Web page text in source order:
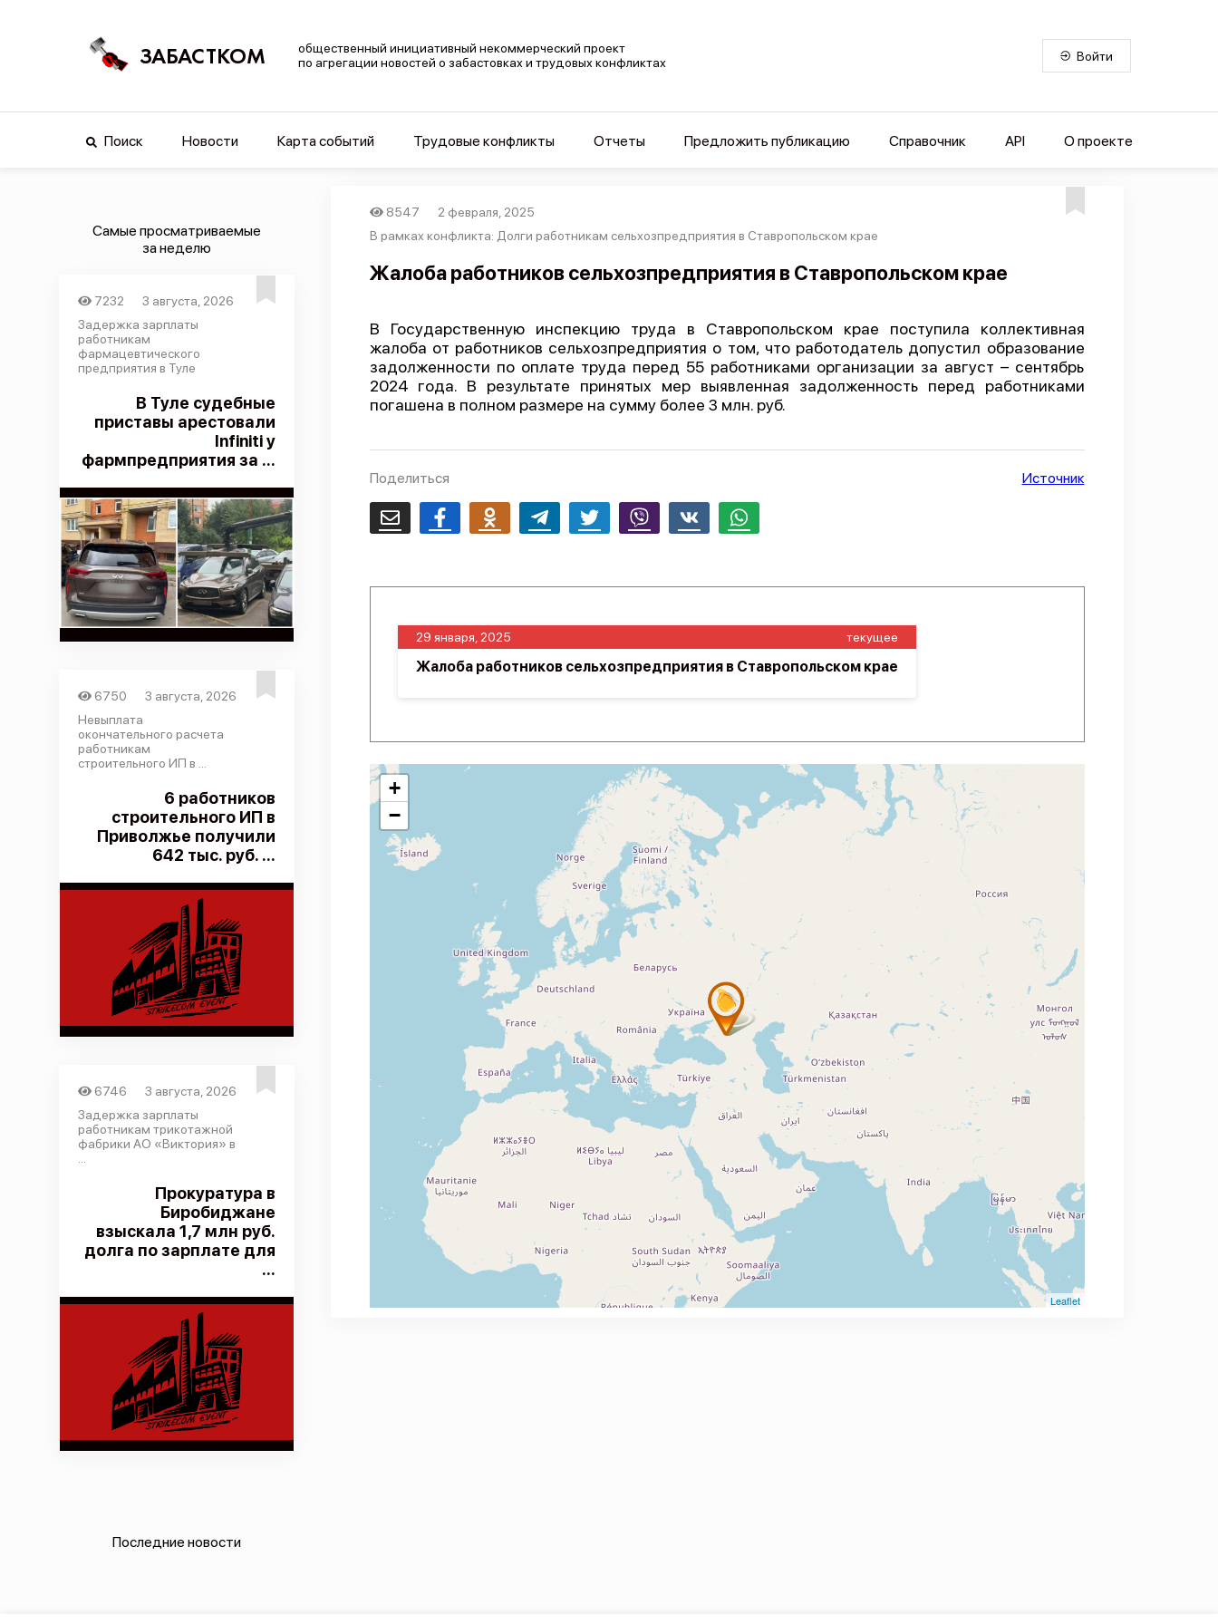
ЗАБАСТКОМ
общественный инициативный некоммерческий проект
по агрегации новостей о забастовках и трудовых конфликтах
Войти
Поиск Новости Карта событий Трудовые конфликты Отчеты Предложить публикацию Справочник API О проекте
Самые просматриваемые
за неделю
7232
3 августа, 2026
Задержка зарплаты
работникам
фармацевтического
предприятия в Туле
В Туле судебные
приставы арестовали
Infiniti у
фармпредприятия за ...
6750
3 августа, 2026
Невыплата
окончательного расчета
работникам
строительного ИП в ...
6 работников
строительного ИП в
Приволжье получили
642 тыс. руб. ...
6746
3 августа, 2026
Задержка зарплаты
работникам трикотажной
фабрики АО «Виктория» в
Прокуратура в
Биробиджане
взыскала 1,7 млн руб.
долга по зарплате для
...
Последние новости
8547
2 февраля, 2025
В рамках конфликта: Долги работникам сельхозпредприятия в Ставропольском крае
Жалоба работников сельхозпредприятия в Ставропольском крае
В Государственную инспекцию труда в Ставропольском крае поступила коллективная
жалоба от работников сельхозпредприятия о том, что работодатель допустил образование
задолженности по оплате труда перед 55 работниками организации за август – сентябрь
2024 года. В результате принятых мер выявленная задолженность перед работниками
погашена в полном размере на сумму более 3 млн. руб.
Поделиться
Email FacebookOdnoklassnikiTelegram Twitter Viber Whatsapp
Источник
29 января, 2025 текущее
Жалоба работников сельхозпредприятия в Ставропольском крае
+
−
Leaflet